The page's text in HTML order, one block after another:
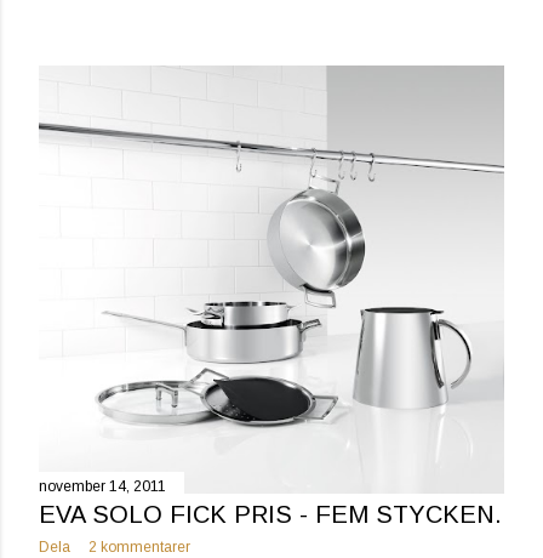
november 14, 2011
EVA SOLO FICK PRIS - FEM STYCKEN.
Dela 2 kommentarer